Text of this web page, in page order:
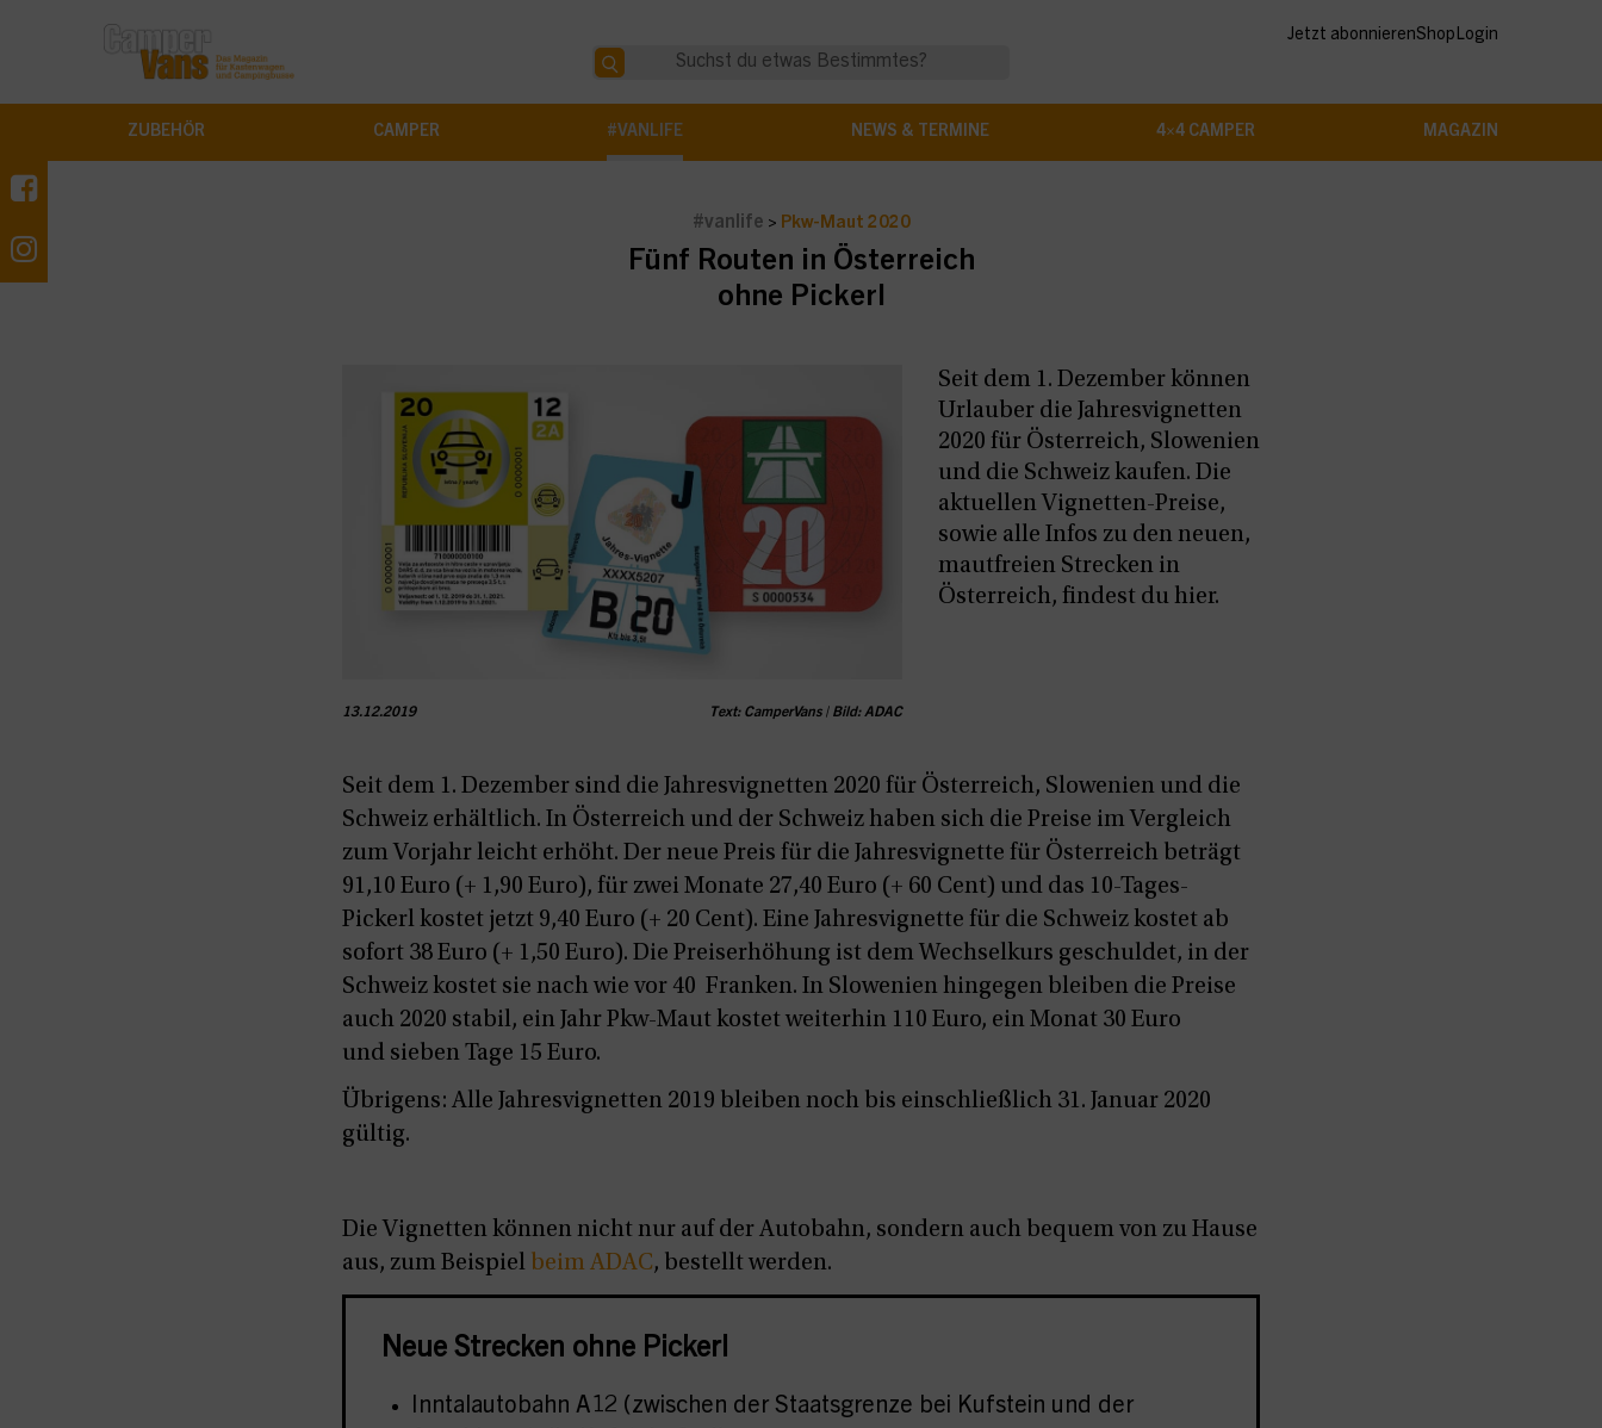
Jetzt abonnierenShop Login
ZUBEHÖR CAMPER #VANLIFE NEWS & TERMINE 4×4 CAMPER MAGAZIN
#vanlife > Pkw-Maut 2020
Fünf Routen in Österreich
ohne Pickerl
13.12.2019 Text: CamperVans | Bild: ADAC
Seit dem 1. Dezember können
Urlauber die Jahresvignetten
2020 für Österreich, Slowenien
und die Schweiz kaufen. Die
aktuellen Vignetten-Preise,
sowie alle Infos zu den neuen,
mautfreien Strecken in
Österreich, findest du hier.
Seit dem 1. Dezember sind die Jahresvignetten 2020 für Österreich, Slowenien und die
Schweiz erhältlich. In Österreich und der Schweiz haben sich die Preise im Vergleich
zum Vorjahr leicht erhöht. Der neue Preis für die Jahresvignette für Österreich beträgt
91,10 Euro (+ 1,90 Euro), für zwei Monate 27,40 Euro (+ 60 Cent) und das 10-Tages-
Pickerl kostet jetzt 9,40 Euro (+ 20 Cent). Eine Jahresvignette für die Schweiz kostet ab
sofort 38 Euro (+ 1,50 Euro). Die Preiserhöhung ist dem Wechselkurs geschuldet, in der
Schweiz kostet sie nach wie vor 40 Franken. In Slowenien hingegen bleiben die Preise
auch 2020 stabil, ein Jahr Pkw-Maut kostet weiterhin 110 Euro, ein Monat 30 Euro
und sieben Tage 15 Euro.
Übrigens: Alle Jahresvignetten 2019 bleiben noch bis einschließlich 31. Januar 2020
gültig.
Die Vignetten können nicht nur auf der Autobahn, sondern auch bequem von zu Hause
aus, zum Beispiel beim ADAC, bestellt werden.
Neue Strecken ohne Pickerl
Inntalautobahn A12 (zwischen der Staatsgrenze bei Kufstein und der